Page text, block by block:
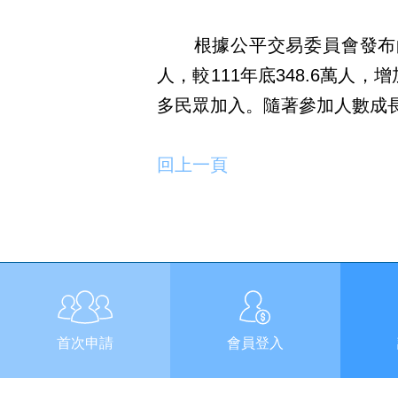
根據公平交易委員會發布
人，較111年底348.6萬人，
多民眾加入。隨著參加人數
回上一頁
首次申請 會員登入